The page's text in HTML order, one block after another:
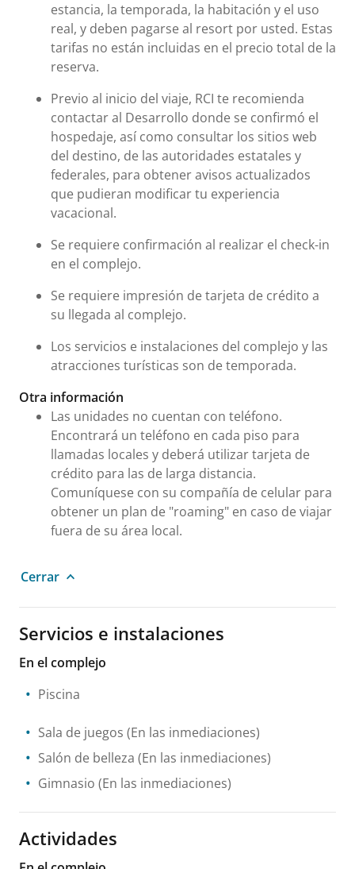
estancia, la temporada, la habitación y el uso
real, y deben pagarse al resort por usted. Estas
tarifas no están incluidas en el precio total de la
reserva.
Previo al inicio del viaje, RCI te recomienda
contactar al Desarrollo donde se confirmó el
hospedaje, así como consultar los sitios web
del destino, de las autoridades estatales y
federales, para obtener avisos actualizados
que pudieran modificar tu experiencia
vacacional.
Se requiere confirmación al realizar el check-in
en el complejo.
Se requiere impresión de tarjeta de crédito a
su llegada al complejo.
Los servicios e instalaciones del complejo y las
atracciones turísticas son de temporada.
Otra información
Las unidades no cuentan con teléfono.
Encontrará un teléfono en cada piso para
llamadas locales y deberá utilizar tarjeta de
crédito para las de larga distancia.
Comuníquese con su compañía de celular para
obtener un plan de "roaming" en caso de viajar
fuera de su área local.
Cerrar
Servicios e instalaciones
En el complejo
Piscina
Sala de juegos (En las inmediaciones)
Salón de belleza (En las inmediaciones)
Gimnasio (En las inmediaciones)
Actividades